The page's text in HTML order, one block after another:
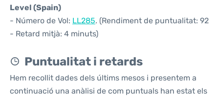
Level (Spain)
- Número de Vol: LL285. (Rendiment de puntualitat: 92
- Retard mitjà: 4 minuts)
Puntualitat i retards
Hem recollit dades dels últims mesos i presentem a
continuació una anàlisi de com puntuals han estat els